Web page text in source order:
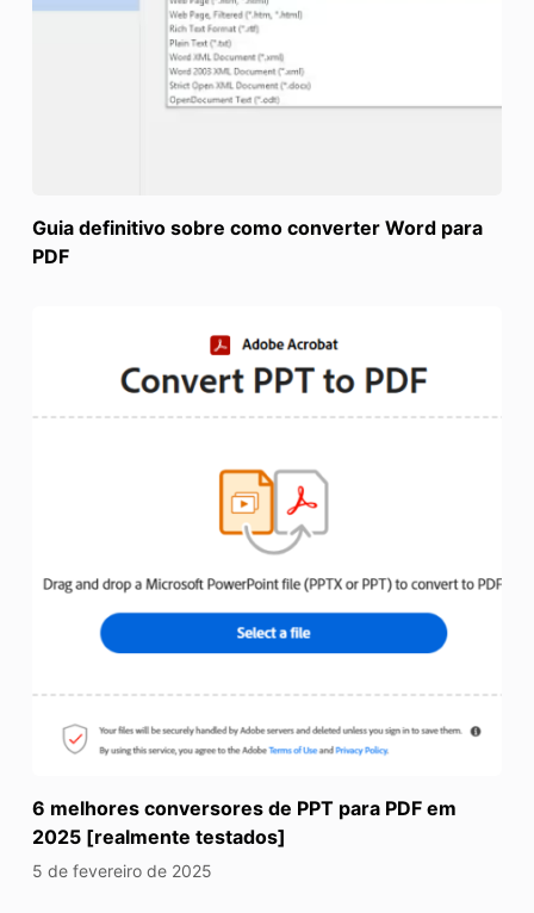
Guia definitivo sobre como converter Word para
PDF
6 melhores conversores de PPT para PDF em
2025 [realmente testados]
5 de fevereiro de 2025